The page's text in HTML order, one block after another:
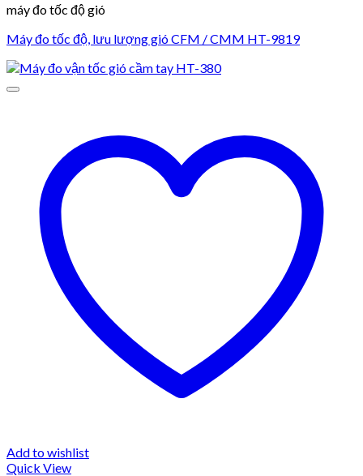
máy đo tốc độ gió
Máy đo tốc độ, lưu lượng gió CFM / CMM HT-9819
Add to wishlist
Quick View